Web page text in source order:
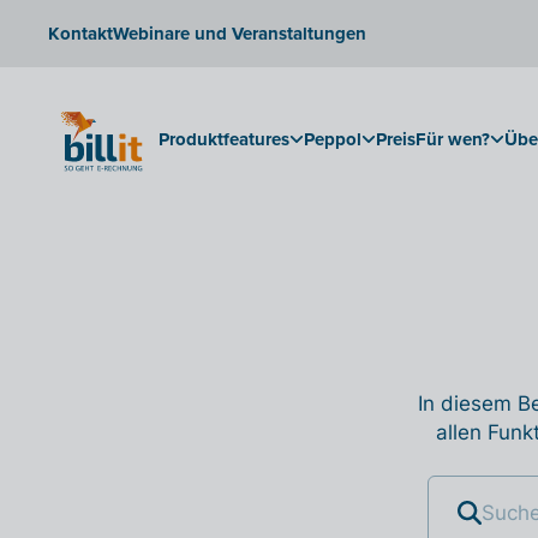
KontaktWebinare und Veranstaltungen
Produktfeatures Peppol PreisFür wen?
In diesem
allen